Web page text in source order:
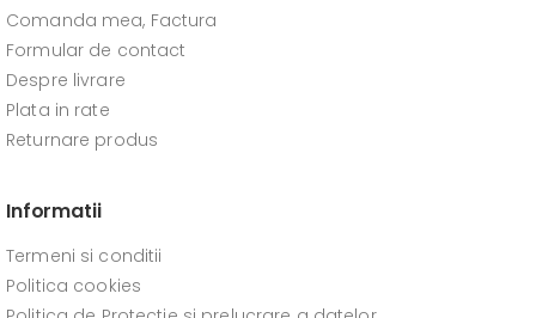
Comanda mea, Factura
Formular de contact
Despre livrare
Plata in rate
Returnare produs
Informatii
Termeni si conditii
Politica cookies